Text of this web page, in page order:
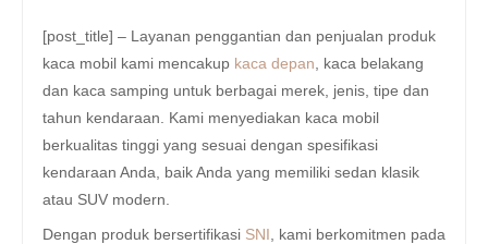
[post_title] – Layanan penggantian dan penjualan produk
kaca mobil kami mencakup kaca depan , kaca belakang
dan kaca samping untuk berbagai merek, jenis, tipe dan
tahun kendaraan. Kami menyediakan kaca mobil
berkualitas tinggi yang sesuai dengan spesifikasi
kendaraan Anda, baik Anda yang memiliki sedan klasik
atau SUV modern.
Dengan produk bersertifikasi SNI
, kami berkomitmen pada